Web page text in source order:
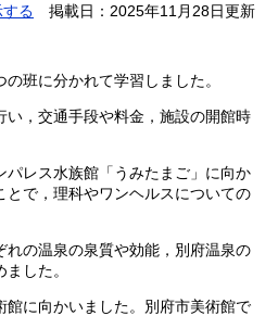
る 掲載日：2025年11月28日更新
班に分かれて学習しました。
，交通手段や料金，施設の開館時
レス水族館「うみたまご」に向か
で，理科やワンヘルスについての
の温泉の泉質や効能，別府温泉の
した。
に向かいました。別府市美術館で